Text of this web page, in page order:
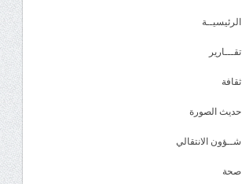
الرئيسيــة
تقـــارير
ثقافة
حديث الصورة
شــؤون الانتقالي
صحة